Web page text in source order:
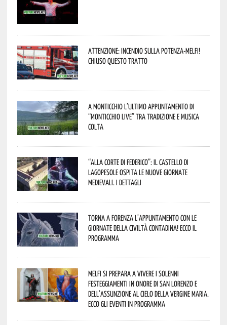
Attenzione: incendio sulla Potenza-Melfi!
Chiuso questo tratto
A Monticchio l’ultimo appuntamento di
“Monticchio Live” tra tradizione e musica
colta
“Alla corte di Federico”: il Castello di
Lagopesole ospita le nuove Giornate
Medievali. I dettagli
Torna a Forenza l’appuntamento con le
Giornate della Civiltà Contadina! Ecco il
programma
Melfi si prepara a vivere i solenni
festeggiamenti in onore di San Lorenzo e
dell’assunzione al cielo della Vergine Maria.
Ecco gli eventi in programma